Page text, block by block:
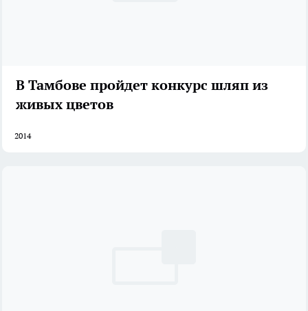
В Тамбове пройдет конкурс шляп из
живых цветов
2014